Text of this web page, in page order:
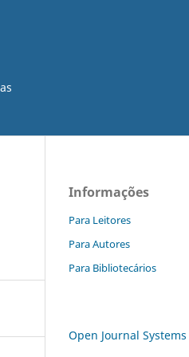
Informações
Para Leitores
Para Autores
Para Bibliotecários
Open Journal Systems